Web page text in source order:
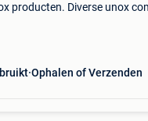
producten. Diverse unox
Ophalen of Verzenden